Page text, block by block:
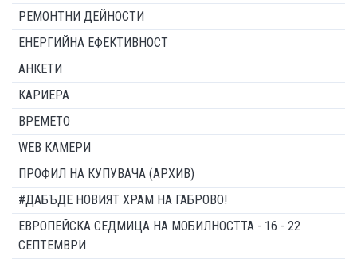
РЕМОНТНИ ДЕЙНОСТИ
ЕНЕРГИЙНА ЕФЕКТИВНОСТ
АНКЕТИ
КАРИЕРА
ВРЕМЕТО
WEB КАМЕРИ
ПРОФИЛ НА КУПУВАЧА (АРХИВ)
#ДАБЪДЕ НОВИЯТ ХРАМ НА ГАБРОВО!
ЕВРОПЕЙСКА СЕДМИЦА НА МОБИЛНОСТТА - 16 - 22
СЕПТЕМВРИ